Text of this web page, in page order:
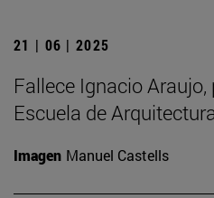
21 | 06 | 2025
Fallece Ignacio
Escuela de
Imagen Manuel Castells